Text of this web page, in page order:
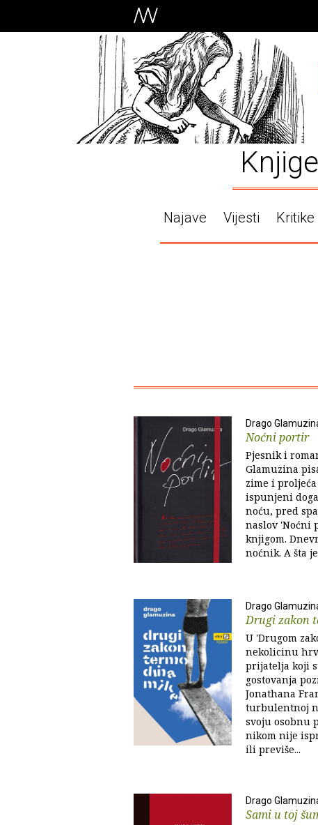
Knjige
Najave Vijesti Kritike
Drago
Noćni portir
Pjesnik i
Glamuzina
zime i
ispunjeni
noću, pred
naslov 'Noćni
knjigom.
noćnik. A šta
Drago
Drugi zakon
U 'Drugom
nekolicinu
prijatelja koji
gostovanja
Jonathana
turbulentnoj
svoju osobnu
nikom nije
ili previše...
Drago
Sami u toj